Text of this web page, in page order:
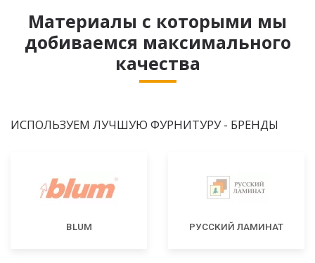
Материалы с которыми мы
добиваемся максимального
качества
ИСПОЛЬЗУЕМ ЛУЧШУЮ ФУРНИТУРУ - БРЕНДЫ
BLUM РУССКИЙ ЛАМИНАТ